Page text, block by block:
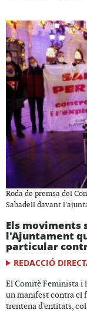
Roda de premsa del
Sabadell davant
Els moviments
l'Ajuntament
particular
REDACCIÓ
El Comitè Feminista i
un manifest contra el
trentena d'entitats,